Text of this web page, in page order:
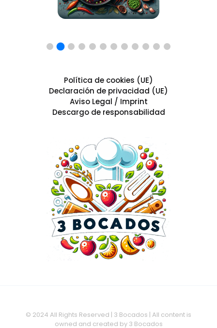
Política de cookies (UE)
Declaración de privacidad (UE)
Aviso Legal / Imprint
Descargo de responsabilidad
© 2024 All Rights Reserved | 3 Bocados | All content is
owned and created by 3 Bocados